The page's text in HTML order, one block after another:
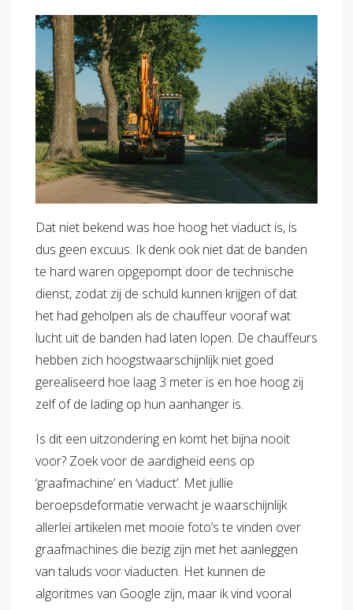
Dat niet bekend was hoe hoog het viaduct is, is
dus geen excuus. Ik denk ook niet dat de banden
te hard waren opgepompt door de technische
dienst, zodat zij de schuld kunnen krijgen of dat
het had geholpen als de chauffeur vooraf wat
lucht uit de banden had laten lopen. De chauffeurs
hebben zich hoogstwaarschijnlijk niet goed
gerealiseerd hoe laag 3 meter is en hoe hoog zij
zelf of de lading op hun aanhanger is.
Is dit een uitzondering en komt het bijna nooit
voor? Zoek voor de aardigheid eens op
‘graafmachine’ en ‘viaduct’. Met jullie
beroepsdeformatie verwacht je waarschijnlijk
allerlei artikelen met mooie foto’s te vinden over
graafmachines die bezig zijn met het aanleggen
van taluds voor viaducten. Het kunnen de
algoritmes van Google zijn, maar ik vind vooral